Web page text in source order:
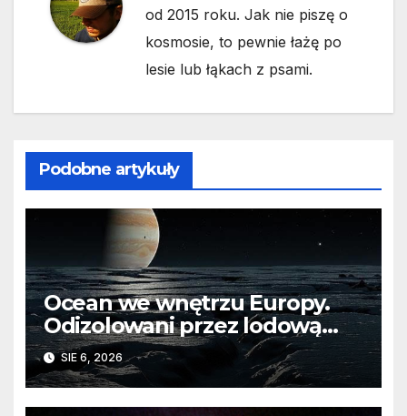
od 2015 roku. Jak nie piszę o
kosmosie, to pewnie łażę po
lesie lub łąkach z psami.
Podobne artykuły
Ocean we wnętrzu Europy.
Odizolowani przez lodową
barierę
SIE 6, 2026